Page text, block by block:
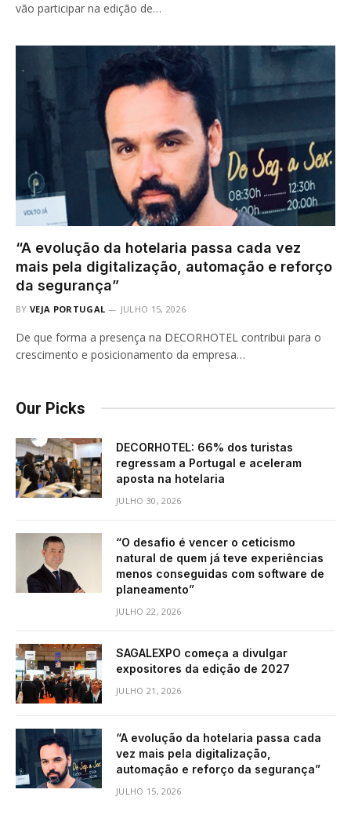
vão participar na edição de…
“A evolução da hotelaria passa cada vez
mais pela digitalização, automação e reforço
da segurança”
BY VEJA PORTUGAL JULHO 15, 2026
De que forma a presença na DECORHOTEL contribui para o
crescimento e posicionamento da empresa…
Our Picks
DECORHOTEL: 66% dos turistas
regressam a Portugal e aceleram
aposta na hotelaria
JULHO 30, 2026
“O desafio é vencer o ceticismo
natural de quem já teve experiências
menos conseguidas com software de
planeamento”
JULHO 22, 2026
SAGALEXPO começa a divulgar
expositores da edição de 2027
JULHO 21, 2026
“A evolução da hotelaria passa cada
vez mais pela digitalização,
automação e reforço da segurança”
JULHO 15, 2026